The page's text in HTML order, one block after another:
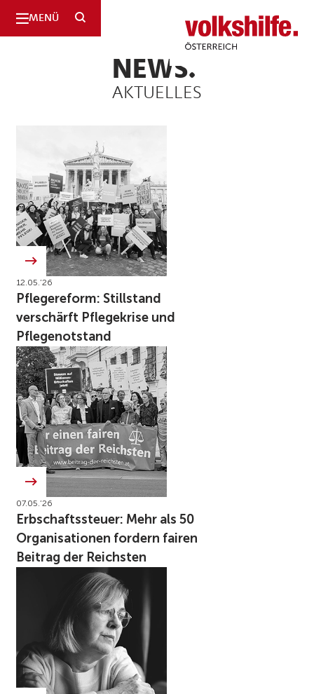
MENÜ SUCHE
Volkshilfe
Österreich
NEWS.
AKTUELLES
12.05.’26
Pflegereform: Stillstand
verschärft Pflegekrise und
Pflegenotstand
07.05.’26
Erbschaftssteuer: Mehr als 50
Organisationen fordern fairen
Beitrag der Reichsten